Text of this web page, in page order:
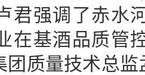
君强调了赤水
在基酒品质管
团质量技术总